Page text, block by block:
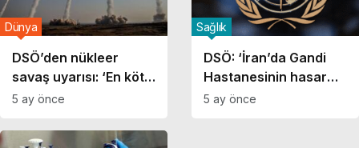
DSÖ’den nükleer
savaş uyarısı: ‘En kötü
senaryoya
Dünya
5 ay önce
DSÖ: ‘İran’da Gandi
Hastanesinin hasar
gördüğüne dair
Sağlık
5 ay önce